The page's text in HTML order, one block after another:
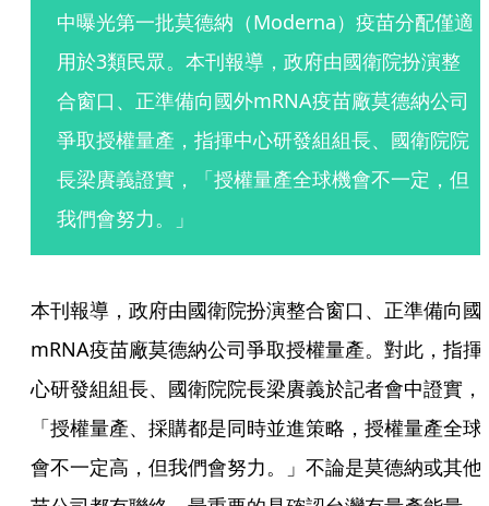
中曝光第一批莫德納（Moderna）疫苗分配僅適
用於3類民眾。本刊報導，政府由國衛院扮演整
合窗口、正準備向國外mRNA疫苗廠莫德納公司
爭取授權量產，指揮中心研發組組長、國衛院院
長梁賡義證實，「授權量產全球機會不一定，但
我們會努力。」
本刊報導，政府由國衛院扮演整合窗口、正準備向國
mRNA疫苗廠莫德納公司爭取授權量產。對此，指揮
心研發組組長、國衛院院長梁賡義於記者會中證實，
「授權量產、採購都是同時並進策略，授權量產全球
會不一定高，但我們會努力。」不論是莫德納或其他